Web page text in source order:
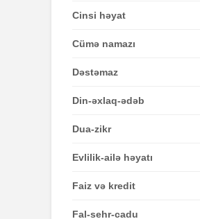
Cinsi həyat
Cümə namazı
Dəstəmaz
Din-əxlaq-ədəb
Dua-zikr
Evlilik-ailə həyatı
Faiz və kredit
Fal-sehr-cadu